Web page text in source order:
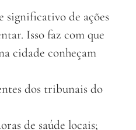
significativo de ações
Isso faz com que
cidade conheçam
dos tribunais do
de saúde locais;